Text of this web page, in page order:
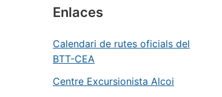
Enlaces
Calendari de rutes oficials del
BTT-CEA
Centre Excursionista Alcoi